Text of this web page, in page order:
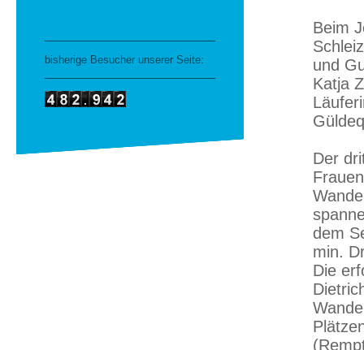
bisherige Besucher unserer Seite:
Beim
und
Katja
Der
dem
min.
Die